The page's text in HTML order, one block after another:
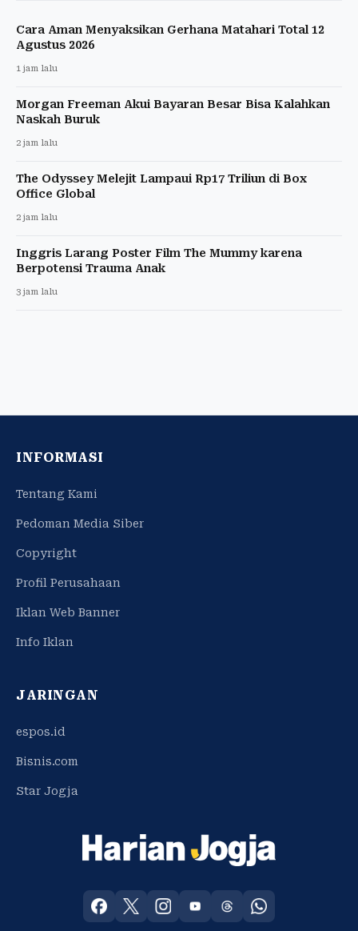
Cara Aman Menyaksikan Gerhana Matahari Total 12
Agustus 2026
1 jam lalu
Morgan Freeman Akui Bayaran Besar Bisa Kalahkan
Naskah Buruk
2 jam lalu
The Odyssey Melejit Lampaui Rp17 Triliun di Box
Office Global
2 jam lalu
Inggris Larang Poster Film The Mummy karena
Berpotensi Trauma Anak
3 jam lalu
INFORMASI
Tentang Kami
Pedoman Media Siber
Copyright
Profil Perusahaan
Iklan Web Banner
Info Iklan
JARINGAN
espos.id
Bisnis.com
Star Jogja